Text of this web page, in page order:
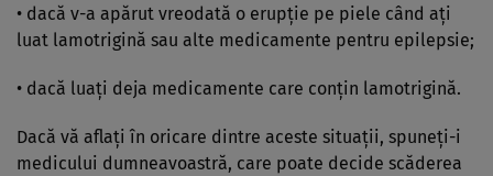
• dacă v-a apărut vreodată o erupţie pe piele când aţi
luat lamotrigină sau alte medicamente pentru epilepsie;
• dacă luaţi deja medicamente care conţin lamotrigină.
Dacă vă aflaţi în oricare dintre aceste situaţii, spuneţi-i
medicului dumneavoastră, care poate decide scăderea